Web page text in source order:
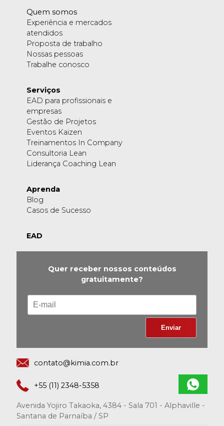
Quem somos
Experiência e mercados
atendidos
Proposta de trabalho
Nossas pessoas
Trabalhe conosco
Serviços
EAD para profissionais e
empresas
Gestão de Projetos
Eventos Kaizen
Treinamentos In Company
Consultoria Lean
Liderança Coaching Lean
Aprenda
Blog
Casos de Sucesso
EAD
Quer receber nossos conteúdos
gratuitamente?
contato@kimia.com.br
+55 (11) 2348-5358
Avenida Yojiro Takaoka, 4384 - Sala 701 - Alphaville -
Santana de Parnaíba / SP